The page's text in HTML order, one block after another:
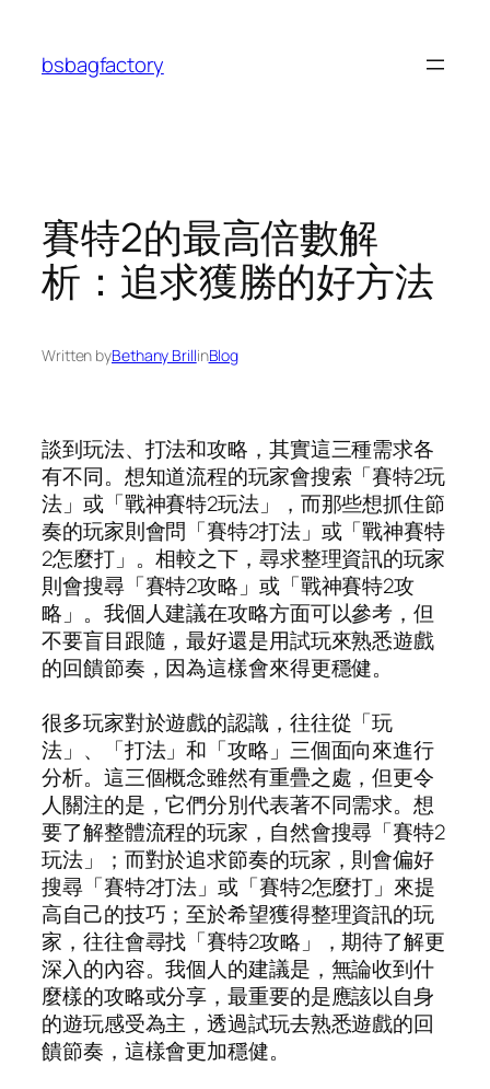
content
bsbagfactory
賽特2的最高倍數解
析：追求獲勝的好方法
Written byBethany BrillinBlog
談到玩法、打法和攻略，其實這三種需求各
有不同。想知道流程的玩家會搜索「賽特2玩
法」或「戰神賽特2玩法」，而那些想抓住節
奏的玩家則會問「賽特2打法」或「戰神賽特
2怎麼打」。相較之下，尋求整理資訊的玩家
則會搜尋「賽特2攻略」或「戰神賽特2攻
略」。我個人建議在攻略方面可以參考，但
不要盲目跟隨，最好還是用試玩來熟悉遊戲
的回饋節奏，因為這樣會來得更穩健。
很多玩家對於遊戲的認識，往往從「玩
法」、「打法」和「攻略」三個面向來進行
分析。這三個概念雖然有重疊之處，但更令
人關注的是，它們分別代表著不同需求。想
要了解整體流程的玩家，自然會搜尋「賽特2
玩法」；而對於追求節奏的玩家，則會偏好
搜尋「賽特2打法」或「賽特2怎麼打」來提
高自己的技巧；至於希望獲得整理資訊的玩
家，往往會尋找「賽特2攻略」，期待了解更
深入的內容。我個人的建議是，無論收到什
麼樣的攻略或分享，最重要的是應該以自身
的遊玩感受為主，透過試玩去熟悉遊戲的回
饋節奏，這樣會更加穩健。